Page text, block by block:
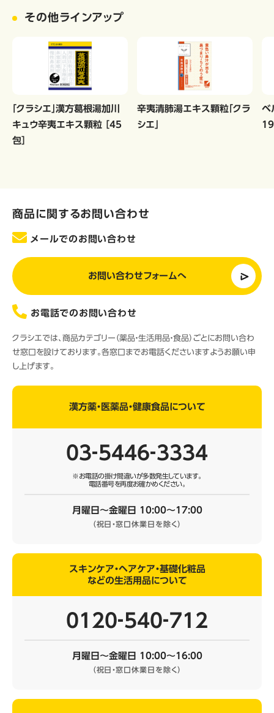
その他ラインアップ
「クラシエ」漢方葛根湯加川
キュウ辛夷エキス顆粒 ［45
包］
辛夷清肺湯エキス顆粒「クラ
シエ」
ベ
商品に関するお問い合わせ
メールでのお問い合わせ
お問い合わせフォームへ
お電話でのお問い合わせ
クラシエでは、商品カテゴリー（薬品・生活用品・食品）ごとにお問い合わ
せ窓口を設けております。各窓口までお電話くださいますようお願い申
し上げます。
漢方薬・医薬品・健康食品について
03‐5446‐3334
※お電話の掛け間違いが多数発生しています。
電話番号を再度お確かめください。
月曜日～金曜日 10:00～17:00
（祝日・窓口休業日を除く）
スキンケア・ヘアケア・基礎化粧品
などの生活用品について
0120‐540‐712
月曜日～金曜日 10:00～16:00
（祝日・窓口休業日を除く）